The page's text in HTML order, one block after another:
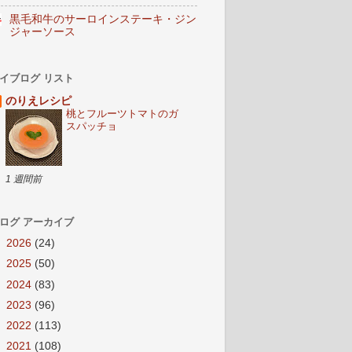
黒毛和牛のサーロインステーキ・ジン
ジャーソース
ブログ リスト
のりえレシピ
桃とフルーツトマトのガ
スパッチョ
1 週間前
グ アーカイブ
2026 (24)
2025 (50)
2024 (83)
2023 (96)
2022 (113)
2021 (108)